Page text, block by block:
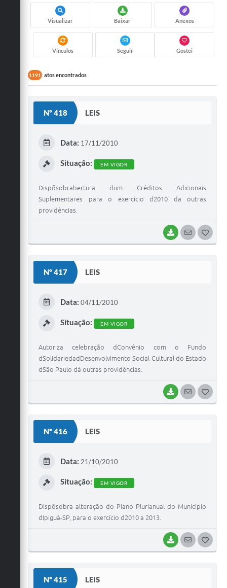
Câmara Municipal
Contas Publicas
Galeria de Fotos
Galeria de Vídeos
Links
Serviços Online
Telefones Úteis
Visualizar Baixar Anexos
Vínculos Seguir Gostei
1191 atos encontrados
Nº 418 LEIS
BAIXARSEGUIR
Data: 17/11/2010
Situação: EM VIGOR
Dispõsobrabertura dum Créditos Adicionais
Suplementares para o exercício d2010 da outras
providências.
Nº 417 LEIS
BAIXARSEGUIR
Data: 04/11/2010
Situação: EM VIGOR
Autoriza celebração dConvênio com o Fundo
dSolidariedadDesenvolvimento Social Cultural do Estado
dSão Paulo dá outras providências.
Nº 416 LEIS
BAIXARSEGUIR
Data: 21/10/2010
Situação: EM VIGOR
Dispõsobra alteração do Plano Plurianual do Município
dIpiguá-SP, para o exercício d2010 a 2013.
Nº 415 LEIS